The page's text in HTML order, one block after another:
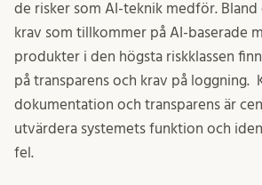
de risker som AI-teknik medför. Bland
krav som tillkommer på AI-baserade
produkter i den högsta riskklassen
på transparens och krav på loggning.
dokumentation och transparens är
utvärdera systemets funktion och
fel.